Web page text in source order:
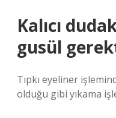
Kalıcı
gusül
Tıpkı eyeliner
olduğu gibi yıkama